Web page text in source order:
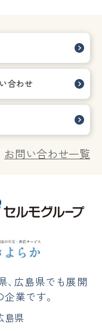
合わせ
お問い合わせ一覧
、 広島県でも展開
業です。
島県